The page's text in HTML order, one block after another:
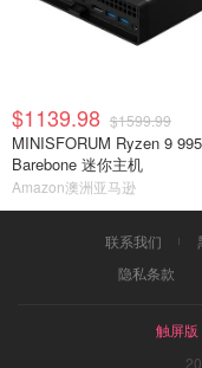
$1139.98 $1599.99
MINISFORUM Ryzen 9
Barebone 迷你主机
Amazon澳洲亚马逊
联系我们
隐私条款
触屏版